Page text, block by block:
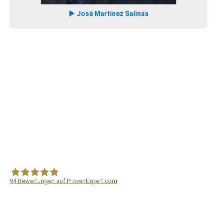
José Martínez Salinas
94Bewertungen auf ProvenExpert.com